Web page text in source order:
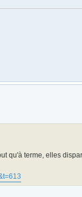
qu'à terme, elles